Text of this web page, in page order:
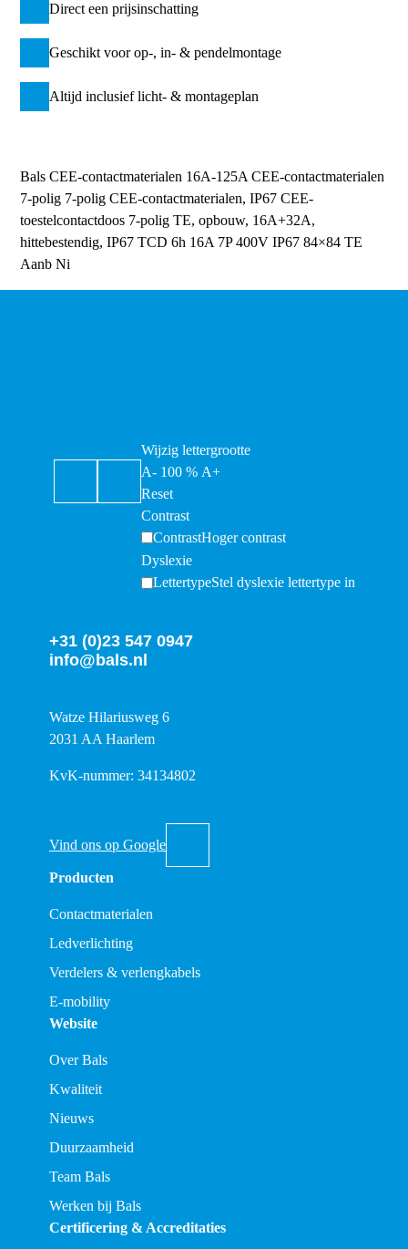
Direct een prijsinschatting
Geschikt voor op-, in- & pendelmontage
Altijd inclusief licht- & montageplan
Bals CEE-contactmaterialen 16A-125A CEE-contactmaterialen
7-polig 7-polig CEE-contactmaterialen, IP67 CEE-
toestelcontactdoos 7-polig TE, opbouw, 16A+32A,
hittebestendig, IP67 TCD 6h 16A 7P 400V IP67 84×84 TE
Aanb Ni
Wijzig lettergrootte
A- 100% A+
Reset
Contrast
ContrastHoger contrast
Dyslexie
LettertypeStel dyslexie lettertype in
+31 (0)23 547 0947
info@bals.nl
Watze Hilariusweg 6
2031 AA Haarlem
KvK-nummer: 34134802
Vind ons op Google
Producten
Contactmaterialen
Ledverlichting
Verdelers & verlengkabels
E-mobility
Website
Over Bals
Kwaliteit
Nieuws
Duurzaamheid
Team Bals
Werken bij Bals
Certificering & Accreditaties